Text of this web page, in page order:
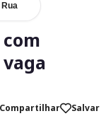
Rua
Compartilhar Salvar